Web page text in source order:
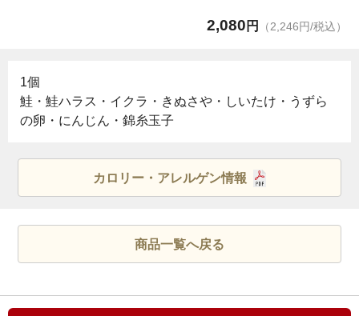
2,080 円 （2,246円/税込）
1個
鮭・鮭ハラス・イクラ・きぬさや・しいたけ・うずら
の卵・にんじん・錦糸玉子
カロリー・アレルゲン情報
商品一覧へ戻る